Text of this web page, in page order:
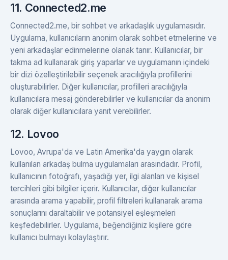
11. Connected2.me
Connected2.me, bir sohbet ve arkadaşlık uygulamasıdır.
Uygulama, kullanıcıların anonim olarak sohbet etmelerine ve
yeni arkadaşlar edinmelerine olanak tanır. Kullanıcılar, bir
takma ad kullanarak giriş yaparlar ve uygulamanın içindeki
bir dizi özelleştirilebilir seçenek aracılığıyla profillerini
oluşturabilirler. Diğer kullanıcılar, profilleri aracılığıyla
kullanıcılara mesaj gönderebilirler ve kullanıcılar da anonim
olarak diğer kullanıcılara yanıt verebilirler.
12. Lovoo
Lovoo, Avrupa'da ve Latin Amerika'da yaygın olarak
kullanılan arkadaş bulma uygulamaları arasındadır. Profil,
kullanıcının fotoğrafı, yaşadığı yer, ilgi alanları ve kişisel
tercihleri gibi bilgiler içerir. Kullanıcılar, diğer kullanıcılar
arasında arama yapabilir, profil filtreleri kullanarak arama
sonuçlarını daraltabilir ve potansiyel eşleşmeleri
keşfedebilirler. Uygulama, beğendiğiniz kişilere göre
kullanıcı bulmayı kolaylaştırır.